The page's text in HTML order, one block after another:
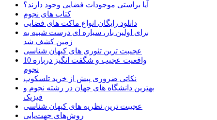
آیا براستی موجودات فضایی وجود دارند؟
کتاب های نجوم
دانلود رایگان انواع ماکت های فضایی
برای اولین بار، سیاره ای درست شبیه به
زمین کشف شد
عجیبت ترین تئوری های کیهان شناسی
10 واقعیت عجیب و شگفت انگیز درباره
نجوم
نکاتی ضروری پیش از خرید تلسکوپ
بهترین دانشگاه های جهان در رشته نجوم و
فیزیک
عجیبت ترین نظریه های کیهان شناسی
روش‌های جهت‌یابی